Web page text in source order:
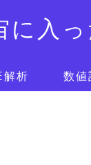
に入
解析 数値